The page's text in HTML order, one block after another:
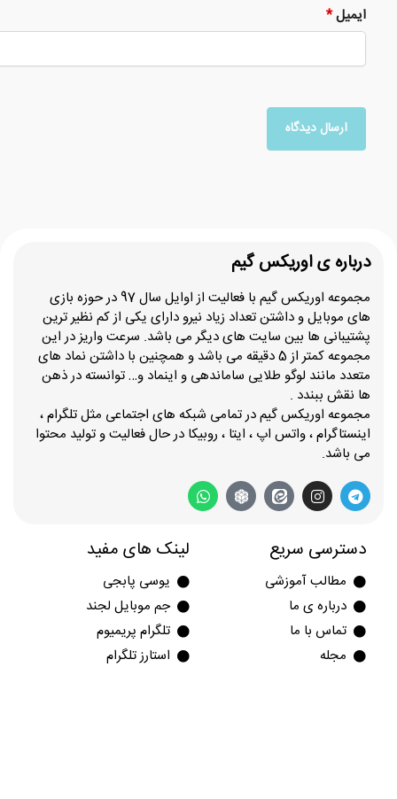
ایمیل*
درباره ی اوریکس گیم
مجموعه اوریکس گیم با فعالیت از اوایل سال 97 در حوزه بازی
های موبایل و داشتن تعداد زیاد نیرو دارای یکی از کم نظیر ترین
پشتیبانی ها بین سایت های دیگر می باشد. سرعت واریز در این
مجموعه کمتر از 5 دقیقه می باشد و همچنین با داشتن نماد های
متعدد مانند لوگو طلایی ساماندهی و اینماد و… توانسته در ذهن
ها نقش ببندد .
مجموعه اوریکس گیم در تمامی شبکه های اجتماعی مثل تلگرام ،
اینستاگرام ، واتس اپ ، ایتا ، روبیکا در حال فعالیت و تولید محتوا
می باشد.
دسترسی سریع
مطالب آموزشی
درباره ی ما
تماس با ما
مجله
لینک های مفید
یوسی پابجی
جم موبایل لجند
تلگرام پریمیوم
استارز تلگرام